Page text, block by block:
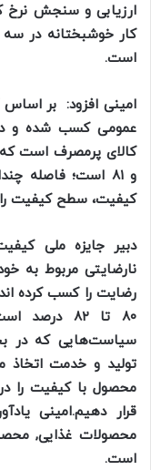
ارزیابی و سنجش نرخ
کار خوشبختانه در
است.
و ۸۱ است؛ فاصله
کیفیت، سطح کیفیت را
نارضایتی مربوط به
رضایت را کسب کرده
۸۰ تا ۸۲
سیاست‌هایی که در
تولید و خدمت اتخاذ
محصول با کیفیت را
قرار دهیم.امینی
محصولات غذایی,‌
است.